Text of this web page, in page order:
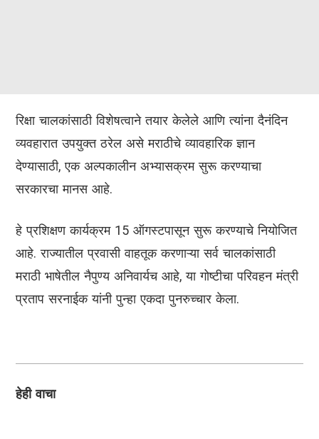
रिक्षा चालकांसाठी विशेषत्वाने तयार केलेले आणि त्यांना दैनंदिन
व्यवहारात उपयुक्त ठरेल असे मराठीचे व्यावहारिक ज्ञान
देण्यासाठी, एक अल्पकालीन अभ्यासक्रम सुरू करण्याचा
सरकारचा मानस आहे.
हे प्रशिक्षण कार्यक्रम 15 ऑगस्टपासून सुरू करण्याचे नियोजित
आहे. राज्यातील प्रवासी वाहतूक करणाऱ्या सर्व चालकांसाठी
मराठी भाषेतील नैपुण्य अनिवार्यच आहे, या गोष्टीचा परिवहन मंत्री
प्रताप सरनाईक यांनी पुन्हा एकदा पुनरुच्चार केला.
हेही वाचा